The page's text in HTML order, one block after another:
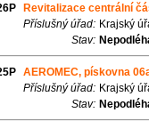
Revitalizace centrální
Příslušný úřad: Krajský
Stav:
AEROMEC, pískovna
Příslušný úřad: Krajský
Stav: